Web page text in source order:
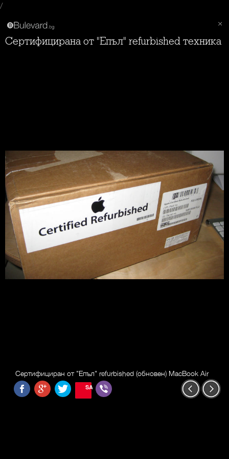
/
Сертифицирана от "Епъл" refurbished техника
Сертифициран от "Епъл" refurbished (обновен) MacBook Air
SAVE